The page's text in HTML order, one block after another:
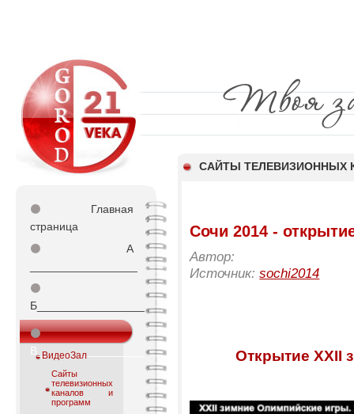
CАЙТЫ ТЕЛЕВИЗИОННЫХ
⚫
Главная
страница
⚫
А
⚫
Б_________________
⚫
В_________________
ВидеоЗал
Cайты
телевизионных
каналов и
программ
Сочи 2014 -
Автор:
Источник:sochi2014
Открытие XXII